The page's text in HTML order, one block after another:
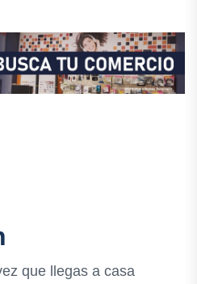
que llegas a casa